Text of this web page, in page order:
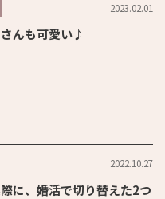
2023.02.01
んも可愛い♪
2022.10.27
に、婚活で切り替えた2つ